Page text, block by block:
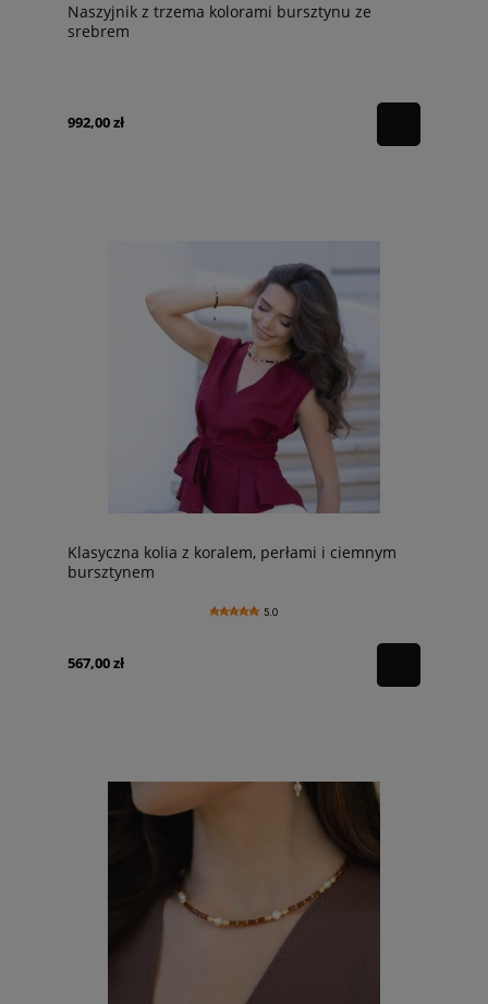
Naszyjnik z trzema kolorami bursztynu ze
srebrem
992,00 zł
Klasyczna kolia z koralem, perłami i ciemnym
bursztynem
5.0
567,00 zł